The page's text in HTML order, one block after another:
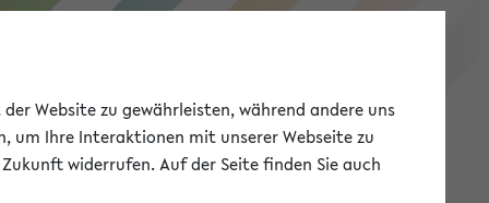
eKVV
Website zu gewährleisten, während andere uns
um Ihre Interaktionen mit unserer Webseite zu
widerrufen. Auf der Seite finden Sie auch